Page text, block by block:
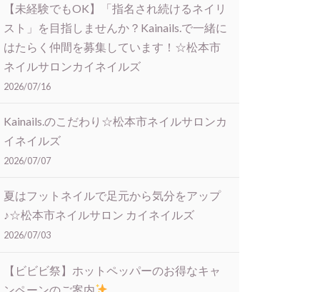
【未経験でもOK】「指名され続けるネイリ
スト」を目指しませんか？Kainails.で一緒に
はたらく仲間を募集しています！☆松本市
ネイルサロンカイネイルズ
2026/07/16
Kainails.のこだわり☆松本市ネイルサロンカ
イネイルズ
2026/07/07
夏はフットネイルで足元から気分をアップ
♪☆松本市ネイルサロン カイネイルズ
2026/07/03
【ビビビ祭】ホットペッパーのお得なキャ
ンペーンのご案内